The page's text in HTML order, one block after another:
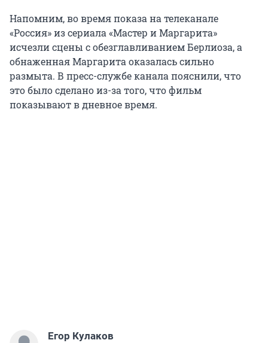
Напомним, во время показа на телеканале
«Россия» из сериала «Мастер и Маргарита»
исчезли сцены с обезглавливанием Берлиоза, а
обнаженная Маргарита оказалась сильно
размыта. В пресс-службе канала пояснили, что
это было сделано из-за того, что фильм
показывают в дневное время.
Егор Кулаков